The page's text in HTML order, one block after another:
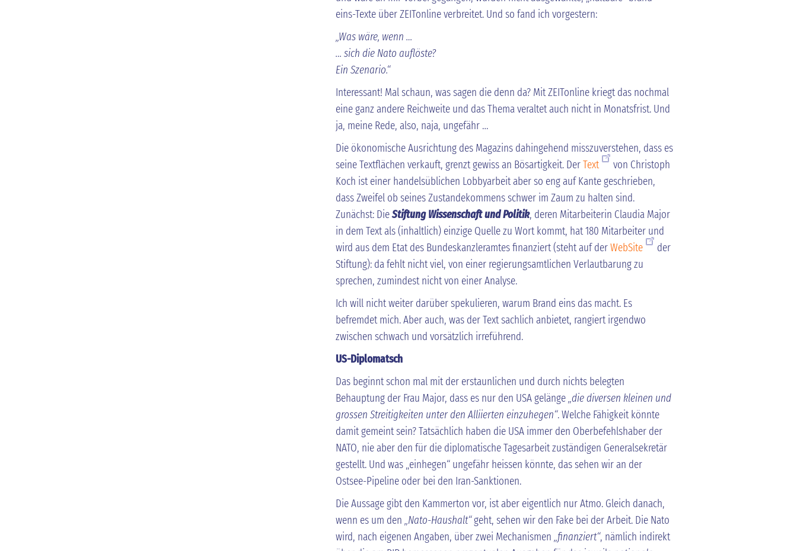
eins-Texte über ZEITonline verbreitet. Und so fand ich vorgestern:
„Was wäre, wenn …
… sich die Nato auflöste?
Ein Szenario.“
Interessant! Mal schaun, was sagen die denn da? Mit ZEITonline kriegt das nochmal
eine ganz andere Reichweite und das Thema veraltet auch nicht in Monatsfrist. Und
ja, meine Rede, also, naja, ungefähr …
Die ökonomische Ausrichtung des Magazins dahingehend misszuverstehen, dass es
seine Textflächen verkauft, grenzt gewiss an Bösartigkeit. DerText
von Christoph
Koch ist einer handelsüblichen Lobbyarbeit aber so eng auf Kante geschrieben,
dass Zweifel ob seines Zustandekommens schwer im Zaum zu halten sind.
Zunächst: DieStiftung Wissenschaft und Politik, deren Mitarbeiterin Claudia Major
in dem Text als (inhaltlich) einzige Quelle zu Wort kommt, hat 180 Mitarbeiter und
wird aus dem Etat des Bundeskanzleramtes finanziert (steht auf derWebSite
der
Stiftung): da fehlt nicht viel, von einer regierungsamtlichen Verlautbarung zu
sprechen, zumindest nicht von einer Analyse.
Ich will nicht weiter darüber spekulieren, warum Brand eins das macht. Es
befremdet mich. Aber auch, was der Text sachlich anbietet, rangiert irgendwo
zwischen schwach und vorsätzlich irreführend.
US-Diplomatsch
Das beginnt schon mal mit der erstaunlichen und durch nichts belegten
Behauptung der Frau Major, dass es nur den USA gelänge „die diversen kleinen und
grossen Streitigkeiten unter den Alliierten einzuhegen“. Welche Fähigkeit könnte
damit gemeint sein? Tatsächlich haben die USA immer den Oberbefehlshaber der
NATO, nie aber den für die diplomatische Tagesarbeit zuständigen Generalsekretär
gestellt. Und was „einhegen“ ungefähr heissen könnte, das sehen wir an der
Ostsee-Pipeline oder bei den Iran-Sanktionen.
Die Aussage gibt den Kammerton vor, ist aber eigentlich nur Atmo. Gleich danach,
wenn es um den „Nato-Haushalt“geht, sehen wir den Fake bei der Arbeit. Die Nato
wird, nach eigenen Angaben, über zwei Mechanismen „finanziert“, nämlich indirekt